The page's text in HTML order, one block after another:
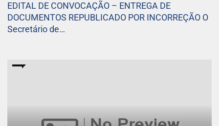
EDITAL DE CONVOCAÇÃO – ENTREGA DE
DOCUMENTOS REPUBLICADO POR INCORREÇÃO O
Secretário de…